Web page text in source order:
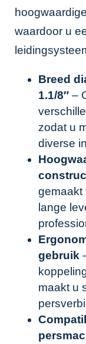
waardoor u
Breed
1.1/8″ –
zodat u
diverse
gemaakt
lange
gebruik
maakt u